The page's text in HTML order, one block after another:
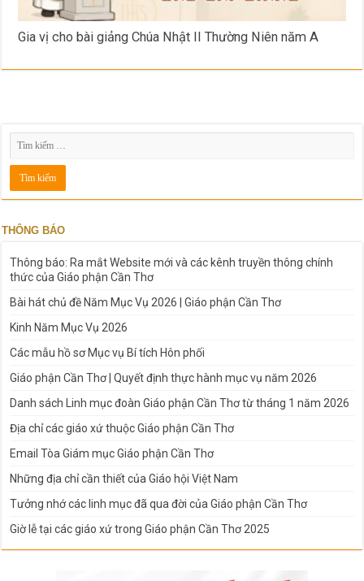
Gia vị cho bài giảng Chúa Nhật II Thường Niên năm A
THÔNG BÁO
Thông báo: Ra mắt Website mới và các kênh truyền thông chính
thức của Giáo phận Cần Thơ
Bài hát chủ đề Năm Mục Vụ 2026 | Giáo phận Cần Thơ
Kinh Năm Mục Vụ 2026
Các mẫu hồ sơ Mục vụ Bí tích Hôn phối
Giáo phận Cần Thơ | Quyết định thực hành mục vụ năm 2026
Danh sách Linh mục đoàn Giáo phận Cần Thơ từ tháng 1 năm 2026
Địa chỉ các giáo xứ thuộc Giáo phận Cần Thơ
Email Tòa Giám mục Giáo phận Cần Thơ
Những địa chỉ cần thiết của Giáo hội Việt Nam
Tưởng nhớ các linh mục đã qua đời của Giáo phận Cần Thơ
Giờ lễ tại các giáo xứ trong Giáo phận Cần Thơ 2025